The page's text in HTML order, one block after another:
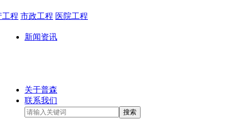
工程 市政工程 医院工程
新闻资讯
关于普森
联系我们